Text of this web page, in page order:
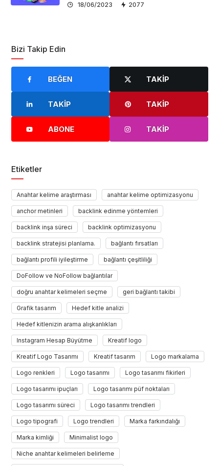
18/06/2023 2077
Bizi Takip Edin
BEĞEN TAKIP
TAKIP TAKIP
ABONE TAKIP
Etiketler
Anahtar kelime araştırması anahtar kelime optimizasyonu
anchor metinleri backlink edinme yöntemleri
backlink inşa süreci backlink optimizasyonu
backlink stratejisi planlama. bağlantı fırsatları
bağlantı profili iyileştirme bağlantı çeşitliliği
DoFollow ve NoFollow bağlantılar
doğru anahtar kelimeleri seçme geri bağlantı takibi
Grafik tasarım Hedef kitle analizi
Hedef kitlenizin arama alışkanlıkları
Instagram Hesap Büyütme Kreatif logo
Kreatif Logo Tasarımı Kreatif tasarım Logo markalama
Logo renkleri Logo tasarımı Logo tasarımı fikirleri
Logo tasarımı ipuçları Logo tasarımı püf noktaları
Logo tasarımı süreci Logo tasarımı trendleri
Logo tipografi Logo trendleri Marka farkındalığı
Marka kimliği Minimalist logo
Niche anahtar kelimeleri belirleme